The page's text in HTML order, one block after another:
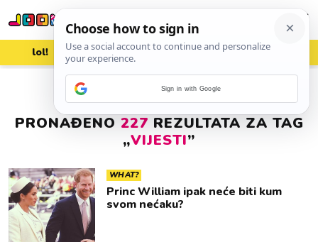
lol! aww vrh! woot?!
PRONAĐENO 227 REZULTATA ZA TAG
„VIJESTI”
WHAT?
Princ William ipak neće biti kum
svom nećaku?
Sign in with Google